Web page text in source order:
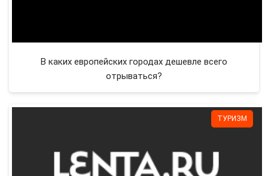
В каких европейских городах дешевле всего
отрываться?
ТУРИЗМ